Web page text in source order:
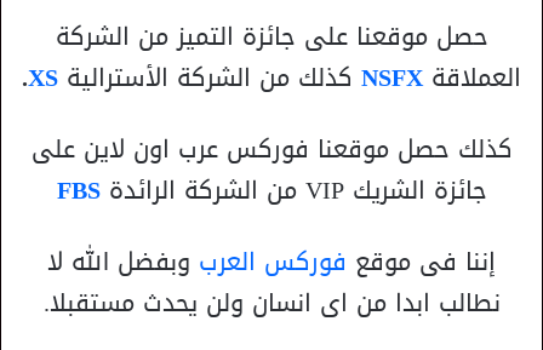
حصل موقعنا على جائزة التميز من الشركة
العملاقةNSFX كذلك من الشركة الأسترالية XS
.
كذلك حصل موقعنا فوركس عرب اون لاين على
جائزة الشريك VIP من الشركة الرائدة
FBS
إننا فى موقع فوركس العرب وبفضل الله لا
نطالب ابدا من اى انسان ولن يحدث مستقبلا.